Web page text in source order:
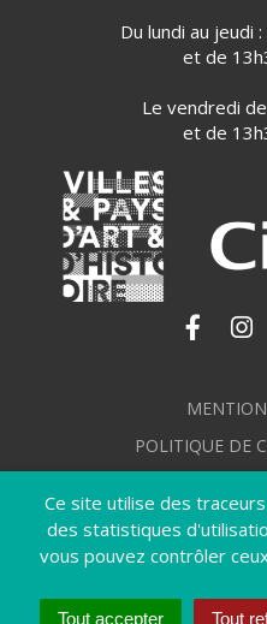
Ce site utilise des
des statistiques
vous pouvez contrôler
Tout accepter Tout
Du lundi au jeudi
et de
Le vendredi
et de
Lien
POLITIQUE DE
PLAN
ACCESSIBILITÉ